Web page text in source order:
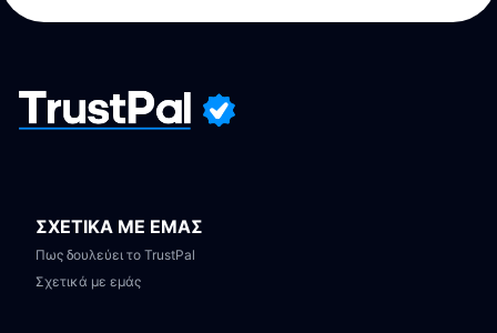
ΣΧΕΤΙΚΑ ΜΕ ΕΜΑΣ
Πως δουλεύει το TrustPal
Σχετικά με εμάς